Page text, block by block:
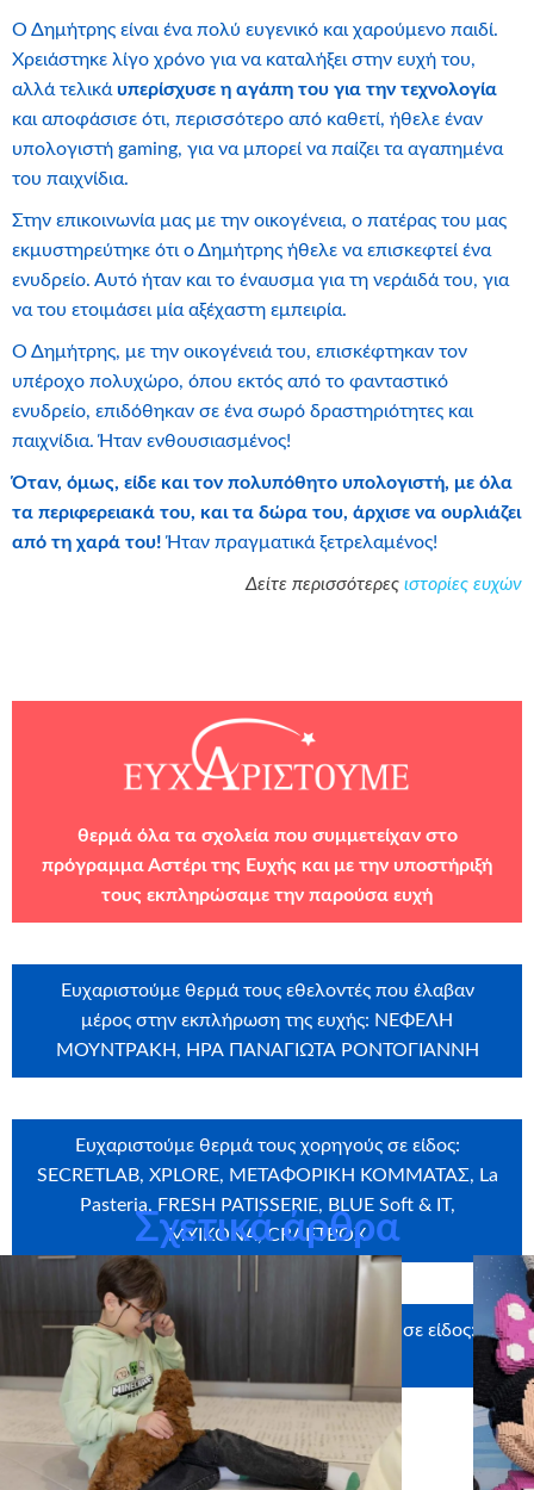
Ο Δημήτρης είναι ένα πολύ ευγενικό και χαρούμενο παιδί.
Χρειάστηκε λίγο χρόνο για να καταλήξει στην ευχή του,
αλλά τελικάυπερίσχυσε η αγάπη του για την τεχνολογία
και αποφάσισε ότι, περισσότερο από καθετί, ήθελε έναν
υπολογιστή gaming, για να μπορεί να παίζει τα αγαπημένα
του παιχνίδια.
Στην επικοινωνία μας με την οικογένεια, ο πατέρας του μας
εκμυστηρεύτηκε ότι ο Δημήτρης ήθελε να επισκεφτεί ένα
ενυδρείο. Αυτό ήταν και το έναυσμα για τη νεράιδά του, για
να του ετοιμάσει μία αξέχαστη εμπειρία.
Ο Δημήτρης, με την οικογένειά του, επισκέφτηκαν τον
υπέροχο πολυχώρο, όπου εκτός από το φανταστικό
ενυδρείο, επιδόθηκαν σε ένα σωρό δραστηριότητες και
παιχνίδια. Ήταν ενθουσιασμένος!
Όταν, όμως, είδε και τον πολυπόθητο υπολογιστή, με όλα
τα περιφερειακά του, και τα δώρα του, άρχισε να ουρλιάζει
από τη χαρά του! Ήταν πραγματικά ξετρελαμένος!
Δείτε περισσότερες ιστορίες ευχών
θερμά όλα τα σχολεία που συμμετείχαν στο
πρόγραμμα Αστέρι της Ευχής και με την υποστήριξή
τους εκπληρώσαμε την παρούσα ευχή
Ευχαριστούμε θερμά τους εθελοντές που έλαβαν
μέρος στην εκπλήρωση της ευχής: ΝΕΦΕΛΗ
ΜΟΥΝΤΡΑΚΗ, ΗΡΑ ΠΑΝΑΓΙΩΤΑ ΡΟΝΤΟΓΙΑΝΝΗ
Ευχαριστούμε θερμά τους χορηγούς σε είδος:
SECRETLAB, XPLORE, ΜΕΤΑΦΟΡΙΚΗ ΚΟΜΜΑΤΑΣ, La
Pasteria, FRESH PATISSERIE, BLUE Soft & IT,
MYIKONA, CRAFTBOX
Ευχαριστούμε θερμά τους υποστηρικτές σε είδος:
ARTIX PRODUCTIONS
Σχετικά άρθρα